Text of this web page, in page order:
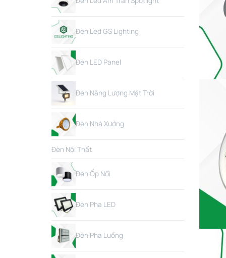
Đèn Led GS Lighting
Đèn LED Panel
Đèn Năng Lượng Mặt Trời
Đèn Nhà Xưởng
Đèn Nội Thất
Đèn Ốp Nổi
Đèn Pha LED
Đèn Pha Luồng